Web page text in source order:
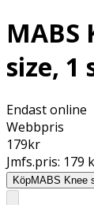
MABS
size, 1
Endast online
Webbpris
179kr
Jmfs.pris: 179
KöpMABS Knee